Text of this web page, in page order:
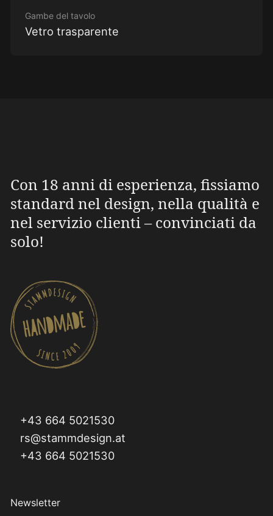
Gambe del tavolo
Vetro trasparente
Con 18 anni di esperienza, fissiamo
standard nel design, nella qualità e
nel servizio clienti – convinciati da
solo!
+43 664 5021530
rs@stammdesign.at
+43 664 5021530
Newsletter